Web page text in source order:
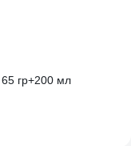
гр+200 мл